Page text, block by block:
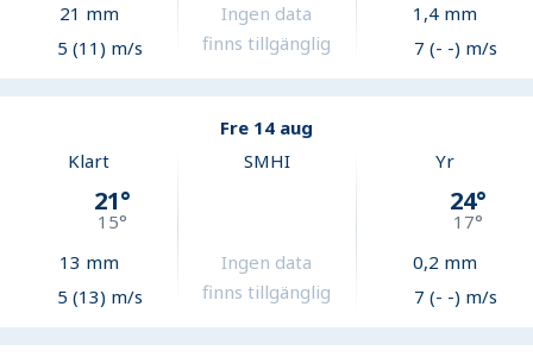
21 mm
5 (11) m/s
Ingen data
finns tillgänglig
1,4mm
7 (- -) m/s
Fre 14 aug
Klart
21°
15°
13 mm
5 (13) m/s
SMHI
Ingen data
finns tillgänglig
Yr
24°
17°
0,2 mm
7 (- -) m/s